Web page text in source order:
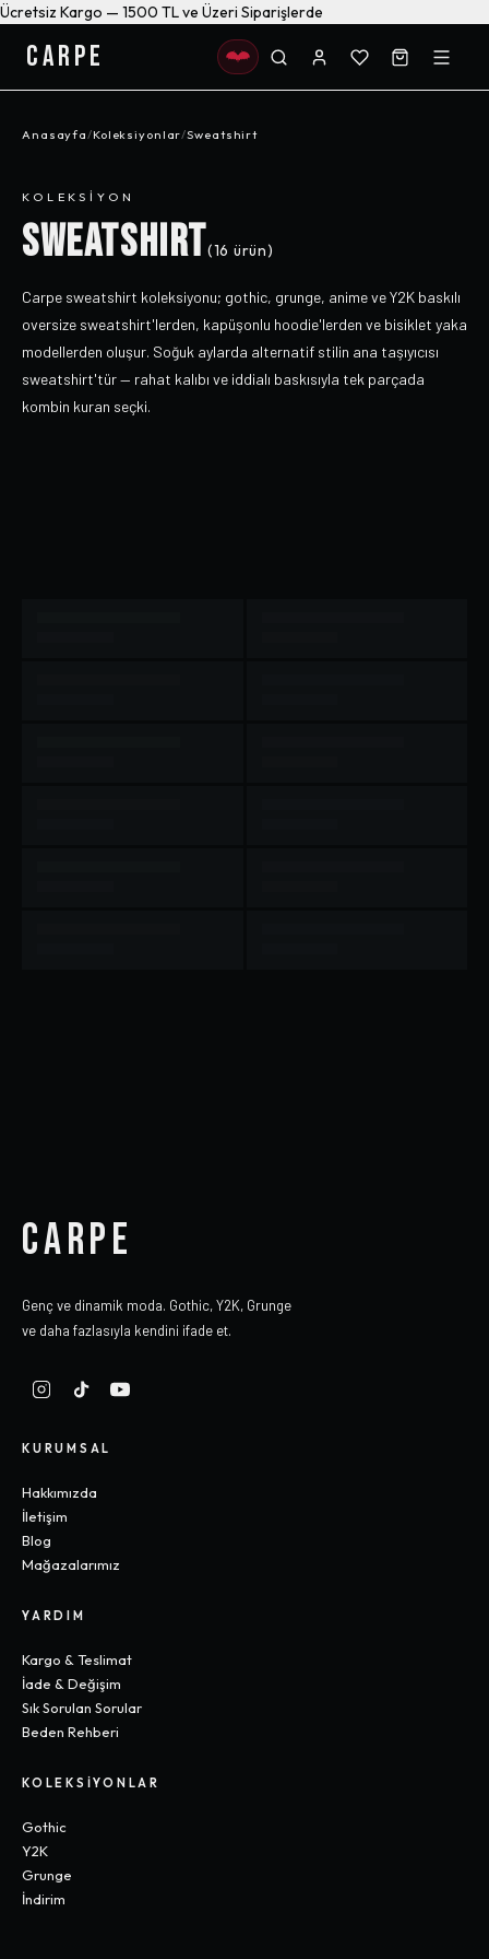
Ücretsiz Kargo — 1500 TL ve Üzeri Siparişlerde
CARPE
Anasayfa/Koleksiyonlar/Sweatshirt
KOLEKSIYON
SWEATSHIRT(16 ürün)
Carpe sweatshirt koleksiyonu; gothic, grunge, anime ve Y2K baskılı
oversize sweatshirt'lerden, kapüşonlu hoodie'lerden ve bisiklet yaka
modellerden oluşur. Soğuk aylarda alternatif stilin ana taşıyıcısı
sweatshirt'tür — rahat kalıbı ve iddialı baskısıyla tek parçada
kombin kuran seçki.
CARPE
Genç ve dinamik moda. Gothic, Y2K, Grunge
ve daha fazlasıyla kendini ifade et.
KURUMSAL
Hakkımızda
İletişim
Blog
Mağazalarımız
YARDIM
Kargo & Teslimat
İade & Değişim
Sık Sorulan Sorular
Beden Rehberi
KOLEKSIYONLAR
Gothic
Y2K
Grunge
İndirim